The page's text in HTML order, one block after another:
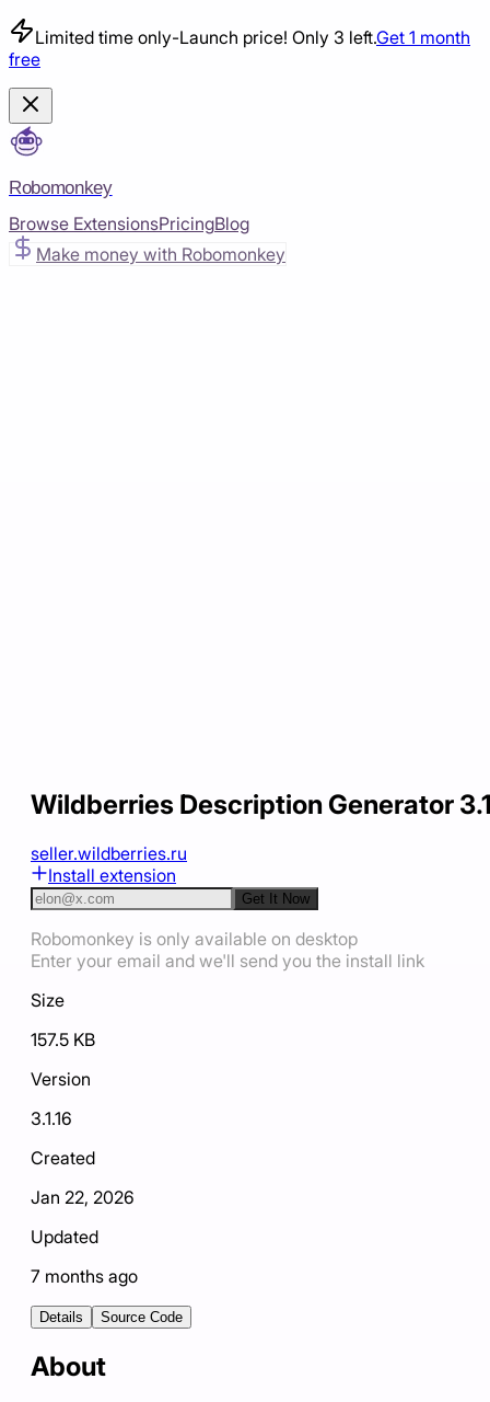
Limited time only-Launch price! Only 3 left.Get 1 month
free
Robomonkey
Browse ExtensionsPricingBlog
Make money with Robomonkey
Wildberries Description Generator
seller.wildberries.ru
Install extension
Get It Now
Robomonkey is only available on desktop
Enter your email and we'll send you the install link
Size
157.5 KB
Version
3.1.16
Created
Jan 22, 2026
Updated
7 months ago
Details Source Code
About